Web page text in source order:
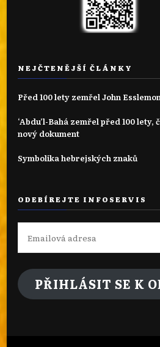
NEJČTENĚJŠÍ ČLÁNKY
Před 100 lety zemřel John
‘Abdu’l-Bahá zemřel před 100
nový dokument
Symbolika hebrejských znaků
ODEBÍREJTE INFOSERVIS
adresa
PŘIHLÁSIT SE K